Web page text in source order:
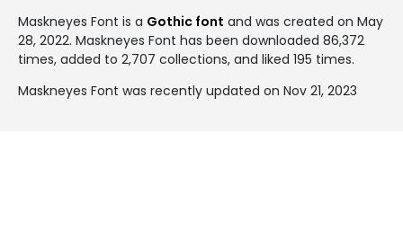
Maskneyes Font is a Gothic font and was created on May
28, 2022. Maskneyes Font has been downloaded 86,372
times, added to 2,707 collections, and liked 195 times.
Maskneyes Font was recently updated on Nov 21, 2023